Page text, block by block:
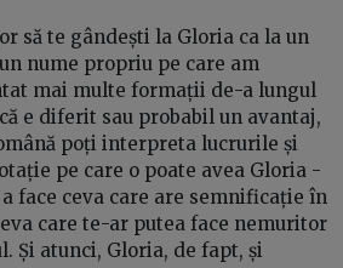
să te gândești la Gloria ca la un
nume propriu pe care am
mai multe formații de-a lungul
e diferit sau probabil un avantaj,
poți interpreta lucrurile și
pe care o poate avea Gloria -
face ceva care are semnificație în
care te-ar putea face nemuritor
Și atunci, Gloria, de fapt, și